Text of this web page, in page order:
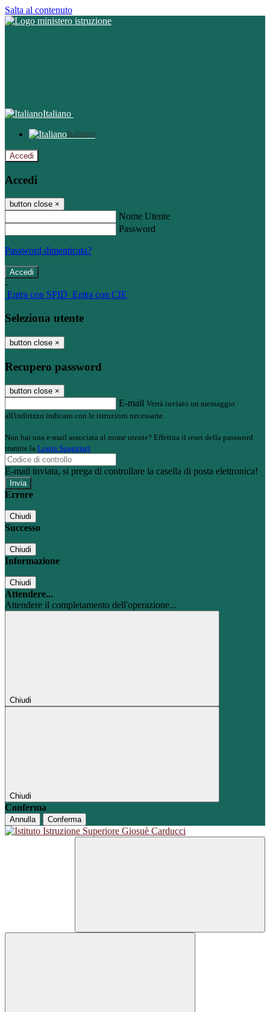
Salta al contenuto
Italiano
Italiano
Accedi
Accedi
button close ×
Nome Utente
Password
Password dimenticata?
-
Entra con SPID Entra con CIE
Seleziona utente
button close ×
Recupero password
button close ×
E-mail Verrà inviato un messaggio
all'indirizzo indicato con le istruzioni necessarie.
Non hai una e-mail associata al nome utente? Effettua il reset della password
tramite la Login Spaggiari
E-mail inviata, si prega di controllare la casella di posta elettronica!
Errore
Chiudi
Successo
Chiudi
Informazione
Chiudi
Attendere...
Attendere il completamento dell'operazione...
Chiudi
Chiudi
Conferma
Annulla Conferma